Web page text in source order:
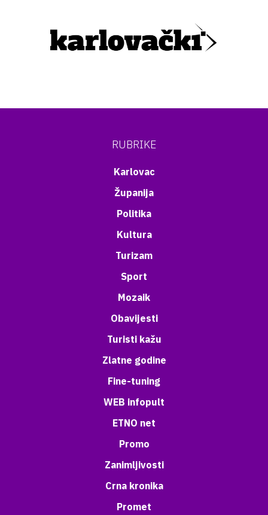
RUBRIKE
Karlovac
Županija
Politika
Kultura
Turizam
Sport
Mozaik
Obavijesti
Turisti kažu
Zlatne godine
Fine-tuning
WEB infopult
ETNO net
Promo
Zanimljivosti
Crna kronika
Promet